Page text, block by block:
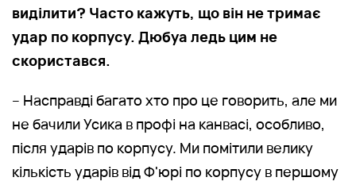
виділити? Часто кажуть, що він не тримає
удар по корпусу. Дюбуа ледь цим не
скористався.
– Насправді багато хто про це говорить, але ми
не бачили Усика в профі на канвасі, особливо,
після ударів по корпусу. Ми помітили велику
кількість ударів від Ф'юрі по корпусу в першому